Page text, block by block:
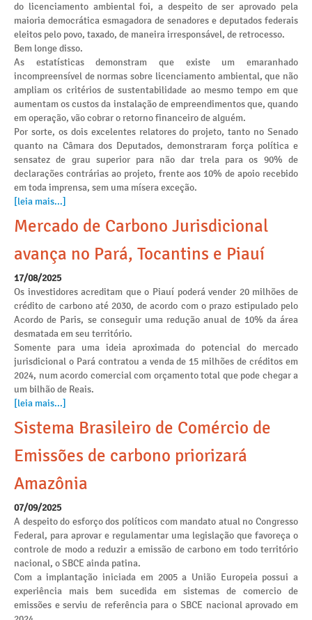
do licenciamento ambiental foi, a despeito de ser aprovado pela
maioria democrática esmagadora de senadores e deputados federais
eleitos pelo povo, taxado, de maneira irresponsável, de retrocesso.
Bem longe disso.
As estatísticas demonstram que existe um emaranhado
incompreensível de normas sobre licenciamento ambiental, que não
ampliam os critérios de sustentabilidade ao mesmo tempo em que
aumentam os custos da instalação de empreendimentos que, quando
em operação, vão cobrar o retorno financeiro de alguém.
Por sorte, os dois excelentes relatores do projeto, tanto no Senado
quanto na Câmara dos Deputados, demonstraram força política e
sensatez de grau superior para não dar trela para os 90% de
declarações contrárias ao projeto, frente aos 10% de apoio recebido
em toda imprensa, sem uma mísera exceção.
[leia mais...]
Mercado de Carbono Jurisdicional
avança no Pará, Tocantins e Piauí
17/08/2025
Os investidores acreditam que o Piauí poderá vender 20 milhões de
crédito de carbono até 2030, de acordo com o prazo estipulado pelo
Acordo de Paris, se conseguir uma redução anual de 10% da área
desmatada em seu território.
Somente para uma ideia aproximada do potencial do mercado
jurisdicional o Pará contratou a venda de 15 milhões de créditos em
2024, num acordo comercial com orçamento total que pode chegar a
um bilhão de Reais.
[leia mais...]
Sistema Brasileiro de Comércio de
Emissões de carbono priorizará
Amazônia
07/09/2025
A despeito do esforço dos políticos com mandato atual no Congresso
Federal, para aprovar e regulamentar uma legislação que favoreça o
controle de modo a reduzir a emissão de carbono em todo território
nacional, o SBCE ainda patina.
Com a implantação iniciada em 2005 a União Europeia possui a
experiência mais bem sucedida em sistemas de comercio de
emissões e serviu de referência para o SBCE nacional aprovado em